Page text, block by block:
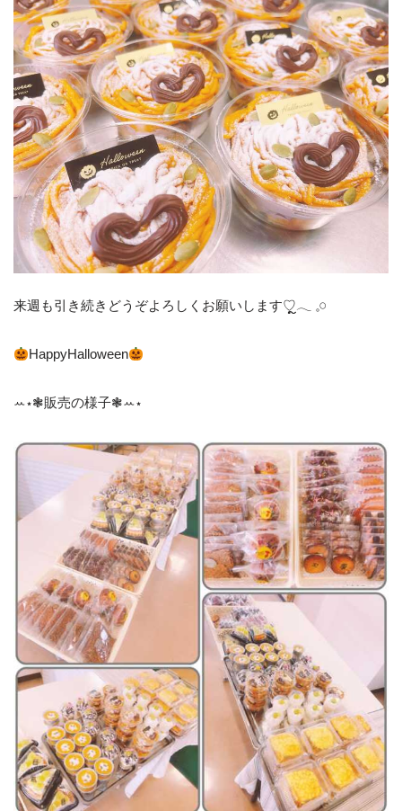
来週も引き続きどうぞよろしくお願いします♡ຼ‪𓂃 𓈒𓏸
HappyHalloween
ꕀ⋆❃販売の様子❃ꕀ⋆